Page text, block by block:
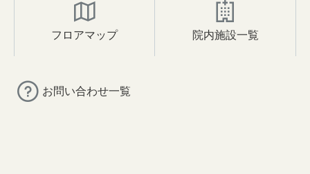
フロアマップ 院内施設一覧
お問い合わせ一覧